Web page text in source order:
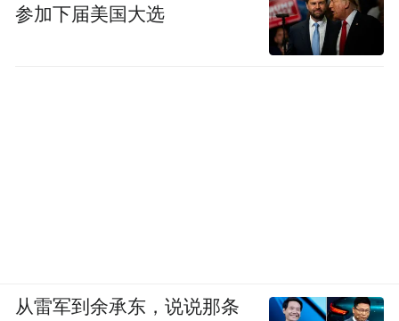
参加下届美国大选
从雷军到余承东，说说那条